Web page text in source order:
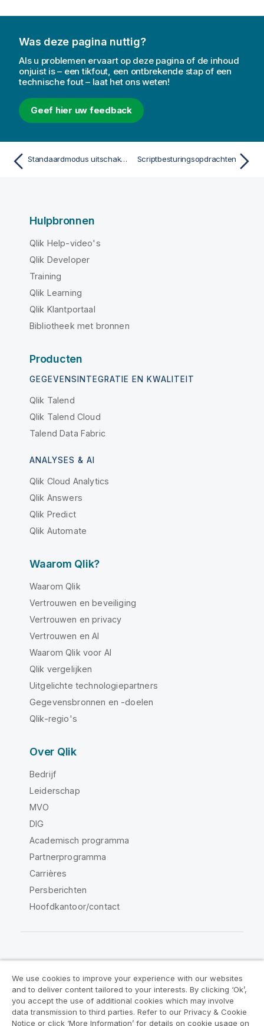
Was deze pagina nuttig?
Als u problemen ervaart op deze pagina of de inhoud
onjuist is – een tikfout, een ontbrekende stap of een
technische fout – laat het ons weten!
Geef hier uw feedback
Standaardmodus uitschakelen Scriptbesturingsopdrachten
Hulpbronnen
Qlik Help-video's
Qlik Developer
Training
Qlik Learning
Qlik Klantportaal
Bibliotheek met bronnen
Producten
GEGEVENSINTEGRATIE EN KWALITEIT
Qlik Talend
Qlik Talend Cloud
Talend Data Fabric
ANALYSES & AI
Qlik Cloud Analytics
Qlik Answers
Qlik Predict
Qlik Automate
Waarom Qlik?
Waarom Qlik
Vertrouwen en beveiliging
Vertrouwen en privacy
Vertrouwen en AI
Waarom Qlik voor AI
Qlik vergelijken
Uitgelichte technologiepartners
Gegevensbronnen en -doelen
Qlik-regio's
Over Qlik
Bedrijf
Leiderschap
MVO
DIG
Academisch programma
Partnerprogramma
Carrières
Persberichten
Hoofdkantoor/contact
Juridische overeenkomsten
Productvoorwaarden
Legal Policies
We use cookies to improve your experience with our websites
and to deliver content tailored to your interests. By clicking ‘Ok’,
you accept the use of additional cookies which may involve
data transmission to third parties. Refer to our Privacy & Cookie
Notice or click ‘More Information’ for details on cookie usage on